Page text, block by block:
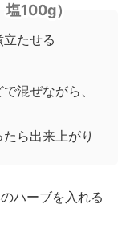
100g）
たせる
混ぜながら、
ら出来上がり
ハーブを入れる